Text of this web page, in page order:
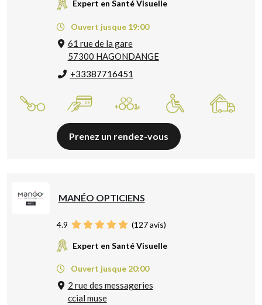
Expert en Santé Visuelle
Ouvert jusque 19:00
61 rue de la gare
57300 HAGONDANGE
+33387716451
Prenez un rendez-vous
MANÉO OPTICIENS
4.9 (127avis)
Expert en Santé Visuelle
Ouvert jusque 20:00
2 rue des messageries
ccial muse